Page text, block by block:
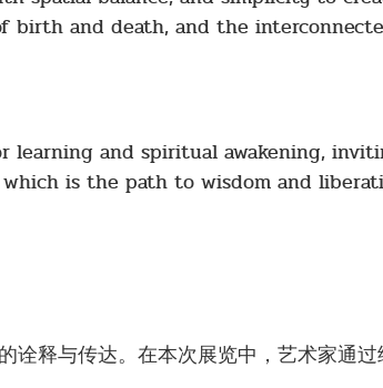
and death, and the
learning and spiritual awakening,
is the path to wisdom and
释与传达。在本次展览中，艺术家通